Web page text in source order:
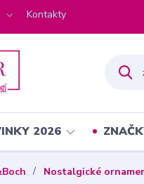
Kontakty
2026
Nostalgické